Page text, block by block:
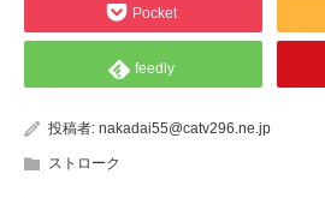
Pocket
feedly
投稿者: nakadai55@catv296.ne.jp
ストローク